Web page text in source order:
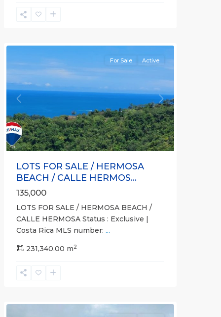
Non-
Previous Next
For Sale Active
LOTS FOR SALE / HERMOSA
BEACH / CALLE HERMOS...
135,000
LOTS FOR SALE / HERMOSA BEACH /
CALLE HERMOSA Status : Exclusive |
Costa Rica MLS number: ...
231,340.00 m2
Hermosa,
Non-